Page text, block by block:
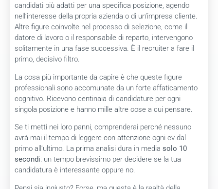
candidati più adatti per una specifica posizione, agendo
nell’interesse della propria azienda o di un’impresa cliente.
Altre figure coinvolte nel processo di selezione, come il
datore di lavoro o il responsabile di reparto, intervengono
solitamente in una fase successiva. È il recruiter a fare il
primo, decisivo filtro.
La cosa più importante da capire è che queste figure
professionali sono accomunate da un forte affaticamento
cognitivo. Ricevono centinaia di candidature per ogni
singola posizione e hanno mille altre cose a cui pensare.
Se ti metti nei loro panni, comprenderai perché nessuno
avrà mai il tempo di leggere con attenzione ogni cv dal
primo all’ultimo. La prima analisi dura in media solo 10
secondi: un tempo brevissimo per decidere se la tua
candidatura è interessante oppure no.